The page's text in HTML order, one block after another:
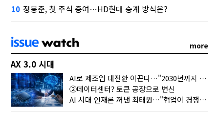
10 정몽준, 첫 주식 증여…HD현대 승계 방식은?
more
AX 3.0 시대
AI로 제조업 대전환 이끈다…"2030년까지 민관합동 20조 투자"
②데이터센터? 토큰 공장으로 변신
AI 시대 인재론 꺼낸 최태원…"협업이 경쟁력"